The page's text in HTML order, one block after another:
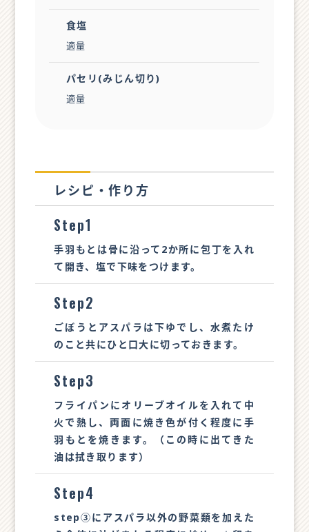
食塩
適量
パセリ(みじん切り)
適量
レシピ・作り方
Step1
手羽もとは骨に沿って2か所に包丁を入れ
て開き、塩で下味をつけます。
Step2
ごぼうとアスパラは下ゆでし、水煮たけ
のこと共にひと口大に切っておきます。
Step3
フライパンにオリーブオイルを入れて中
火で熱し、両面に焼き色が付く程度に手
羽もとを焼きます。（この時に出てきた
油は拭き取ります）
Step4
step③にアスパラ以外の野菜類を加えた